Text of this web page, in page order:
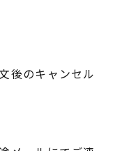
後のキャンセル